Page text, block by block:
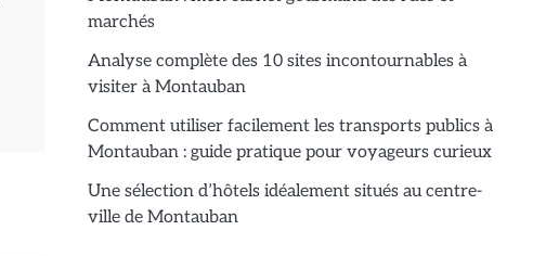
marchés
Analyse complète des 10 sites incontournables à
visiter à Montauban
Comment utiliser facilement les transports publics à
Montauban : guide pratique pour voyageurs curieux
Une sélection d’hôtels idéalement situés au centre-
ville de Montauban